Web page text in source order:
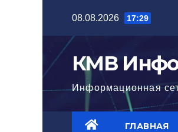
содержимому
08.08.2026 17:29
КМВ
Информационная
ГЛАВНАЯ